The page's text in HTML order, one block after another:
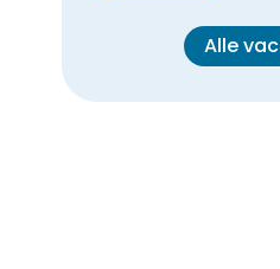
Alle